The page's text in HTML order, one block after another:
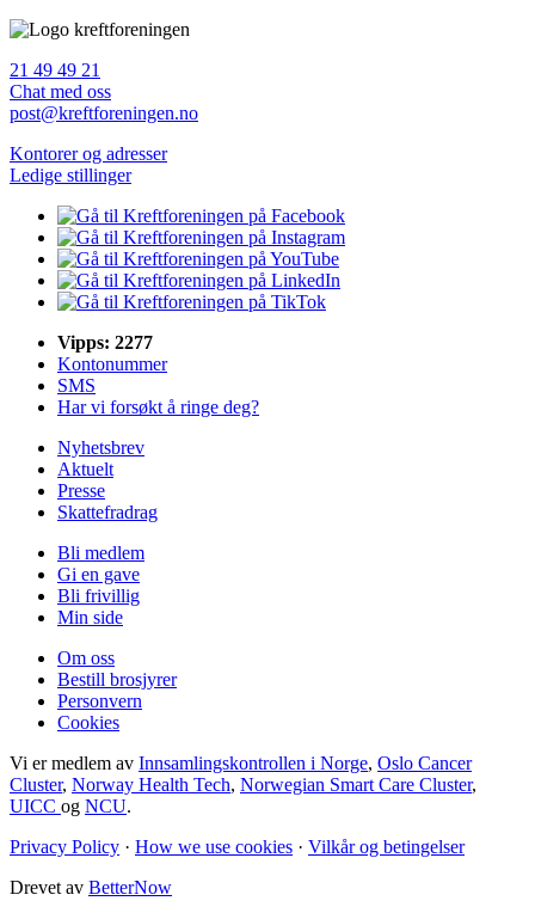
21 49 49 21
Chat med oss
post@kreftforeningen.no
Kontorer og adresser
Ledige stillinger
Vipps: 2277
Kontonummer
SMS
Har vi forsøkt å ringe deg?
Nyhetsbrev
Aktuelt
Presse
Skattefradrag
Bli medlem
Gi en gave
Bli frivillig
Min side
Om oss
Bestill brosjyrer
Personvern
Cookies
Vi er medlem av Innsamlingskontrollen i Norge, Oslo Cancer
Cluster, Norway Health Tech, Norwegian Smart Care Cluster,
UICC og NCU.
Privacy Policy · How we use cookies · Vilkår og betingelser
Drevet av BetterNow